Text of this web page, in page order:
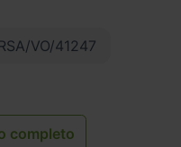
VO/41247
completo